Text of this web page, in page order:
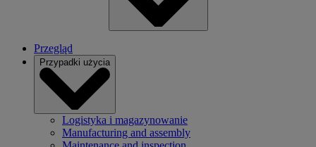
Przegląd
Przypadki użycia
Logistyka i magazynowanie
Manufacturing and assembly